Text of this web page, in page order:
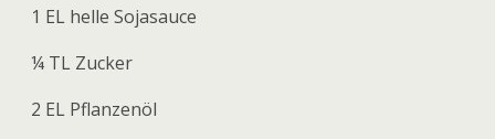
1 EL helle Sojasauce
¼ TL Zucker
2 EL Pflanzenöl